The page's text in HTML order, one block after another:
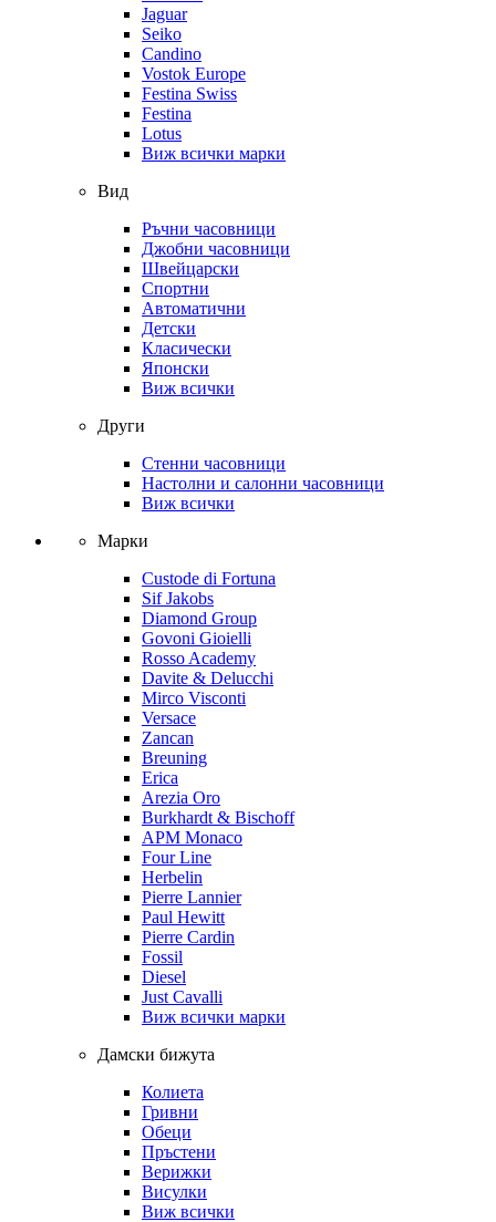
Jaguar
Seiko
Candino
Vostok Europe
Festina Swiss
Festina
Lotus
Виж всички марки
Вид
Ръчни часовници
Джобни часовници
Швейцарски
Спортни
Автоматични
Детски
Класически
Японски
Виж всички
Други
Стенни часовници
Настолни и салонни часовници
Виж всички
Марки
Custode di Fortuna
Sif Jakobs
Diamond Group
Govoni Gioielli
Rosso Academy
Davite & Delucchi
Mirco Visconti
Versace
Zancan
Breuning
Erica
Arezia Oro
Burkhardt & Bischoff
APM Monaco
Four Line
Herbelin
Pierre Lannier
Paul Hewitt
Pierre Cardin
Fossil
Diesel
Just Cavalli
Виж всички марки
Дамски бижута
Колиета
Гривни
Обеци
Пръстени
Верижки
Висулки
Виж всички